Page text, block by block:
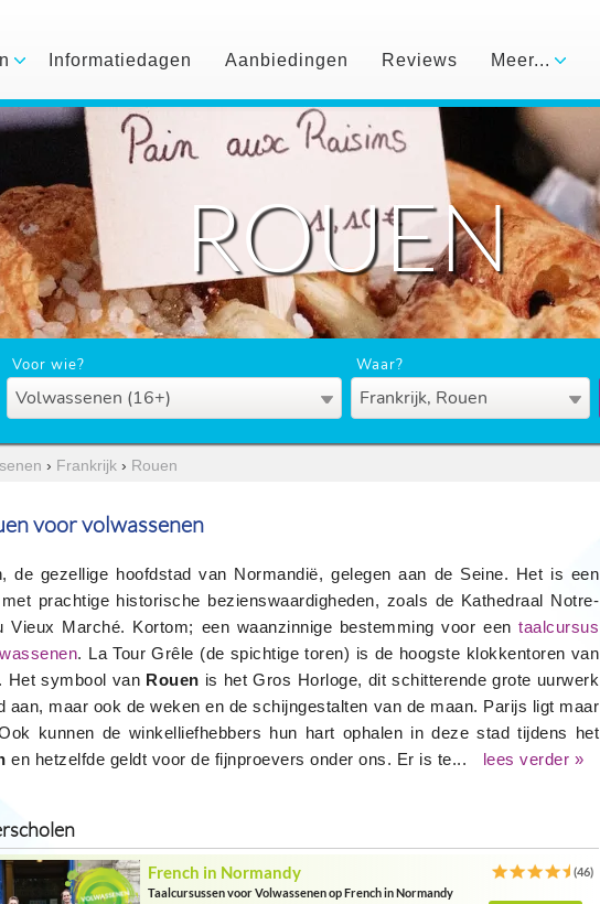
Informatiedagen Aanbiedingen Reviews Meer...
ROUEN
Voor wie?
Volwassenen (16+)
Waar?
Frankrijk, Rouen
› Frankrijk› Rouen
voor volwassenen
de gezellige hoofdstad van Normandië, gelegen aan de Seine. Het is een
prachtige historische bezienswaardigheden, zoals de Kathedraal Notre-
Vieux Marché. Kortom; een waanzinnige bestemming voor eentaalcursus
. La Tour Grêle (de spichtige toren) is de hoogste klokkentoren van
Het symbool van Rouen is het Gros Horloge, dit schitterende grote uurwerk
aan, maar ook de weken en de schijngestalten van de maan. Parijs ligt maar
kunnen de winkelliefhebbers hun hart ophalen in deze stad tijdens het
en hetzelfde geldt voor de fijnproevers onder ons. Er is te... lees verder »
French in Normandy
(46)
Taalcursussen voor Volwassenen op French in Normandy